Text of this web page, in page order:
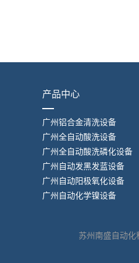
产品中心
广州铝合金清洗设备
广州全自动酸洗设备
广州全自动酸洗磷化设备
广州自动发黑发蓝设备
广州自动阳极氧化设备
广州自动化学镍设备
苏州南盛自动化